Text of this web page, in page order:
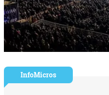
InfoMicros